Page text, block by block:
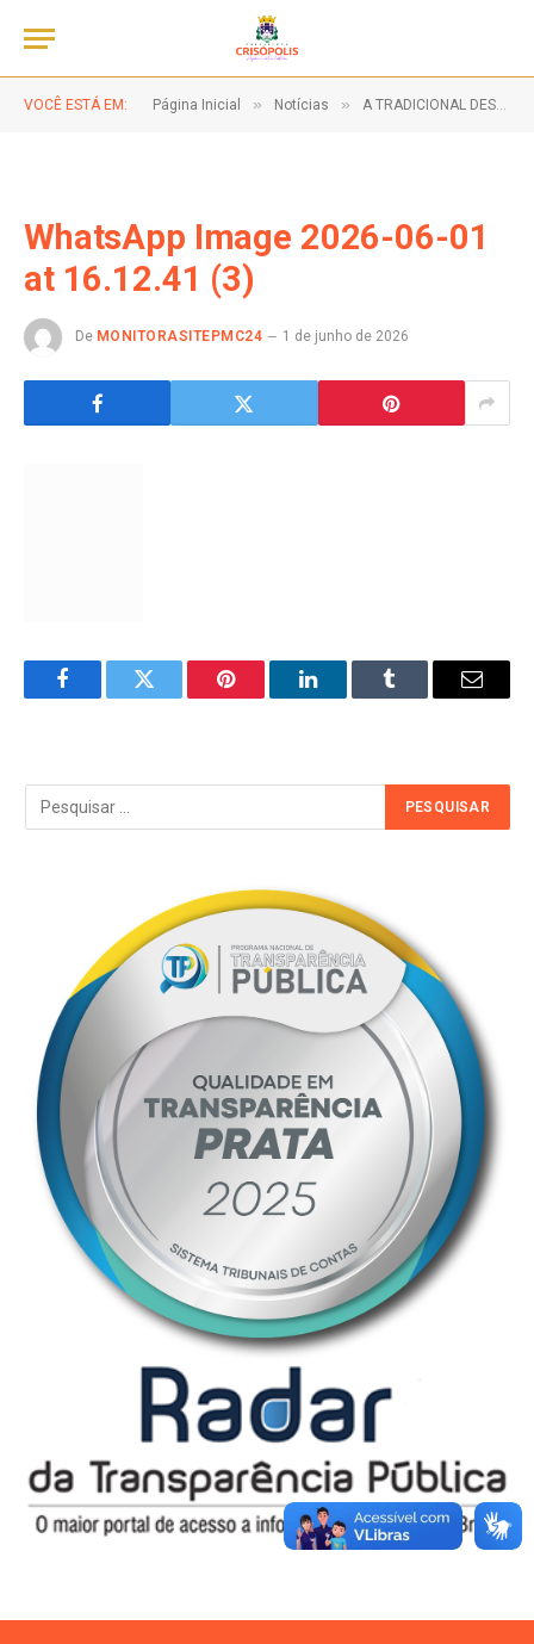
VOCÊ ESTÁ EM: Página Inicial » Notícias » A TRADICIONAL DESFILE DE CARROÇAS!
WhatsApp Image 2026-06-01
at 16.12.41 (3)
De MONITORASITEPMC24 1 de junho de 2026
FacebookTwitter Pinterest LinkedInTumblr Email